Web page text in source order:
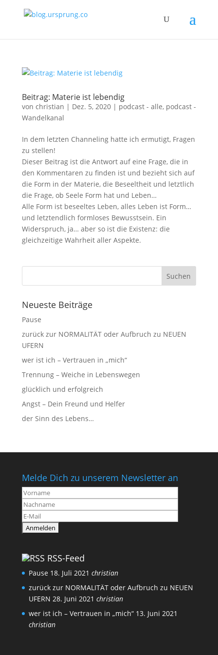
Beitrag: Materie ist lebendig
von christian | Dez. 5, 2020| podcast - alle, podcast -
Wandelkanal
In dem letzten Channeling hatte ich ermutigt, Fragen
zu stellen!
Dieser Beitrag ist die Antwort auf eine Frage, die in
den Kommentaren zu finden ist und bezieht sich auf
die Form in der Materie, die Beseeltheit und letztlich
die Frage, ob Seele Form hat und Leben…
Alle Form ist beseeltes Leben, alles Leben ist Form…
und letztendlich formloses Bewusstsein. Ein
Widerspruch, ja… aber so ist die Existenz: die
gleichzeitige Wahrheit aller Aspekte.
Neueste Beiträge
Pause
zurück zur NORMALITÄT oder Aufbruch zu NEUEN
UFERN
wer ist ich – Vertrauen in „mich“
Trennung – Weiche in Lebenswegen
glücklich und erfolgreich
Angst – Dein Freund und Helfer
der Sinn des Lebens…
Melde Dich zu unserem Newsletter an
RSS-Feed
Pause 18. Juli 2021 christian
zurück zur NORMALITÄT oder Aufbruch zu NEUEN
UFERN 28. Juni 2021 christian
wer ist ich – Vertrauen in „mich“ 13. Juni 2021
christian